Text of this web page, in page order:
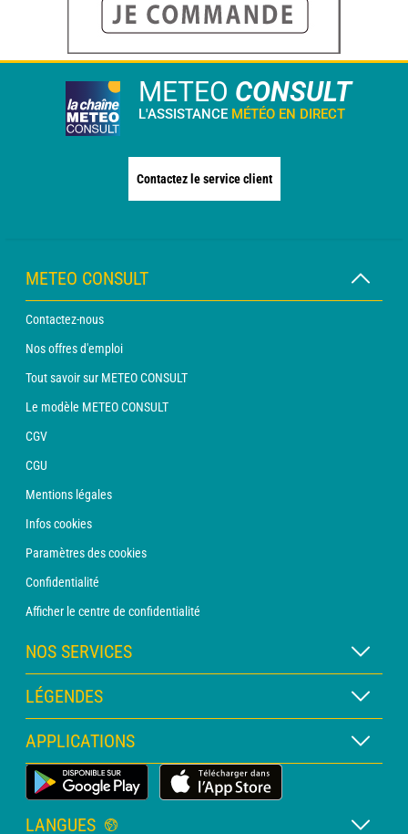
METEO CONSULT
L'ASSISTANCE MÉTÉO EN DIRECT
Contactez le service client
METEO CONSULT
Contactez-nous
Nos offres d'emploi
Tout savoir sur METEO CONSULT
Le modèle METEO CONSULT
CGV
CGU
Mentions légales
Infos cookies
Paramètres des cookies
Confidentialité
Afficher le centre de confidentialité
NOS SERVICES
Abonnement METEO Xpert
Abonnement METEO PRO
Consultation avec un prévisionniste
Bulletin PRO
LÉGENDES
Légende des cartes
Légende des pictogrammes
Glossaire
APPLICATIONS
Application Météo Terrestre
LANGUES